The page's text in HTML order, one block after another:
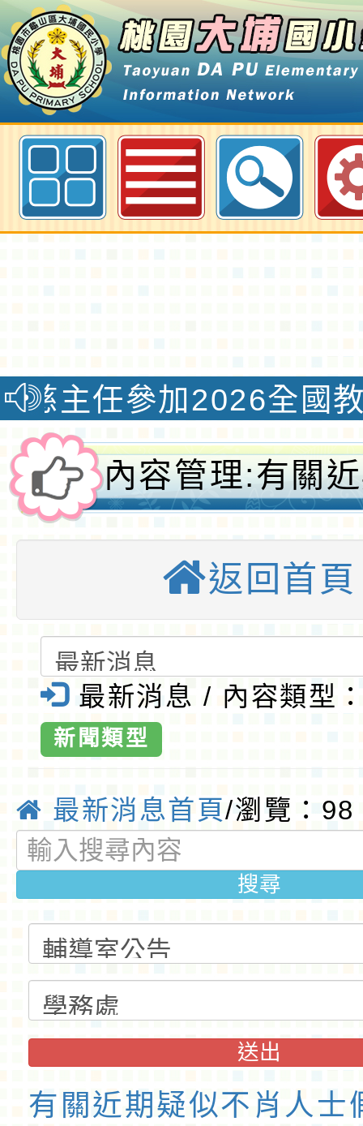
有關近期疑似不肖人士假冒公司行
款或募捐名義進行詐騙一案-桃園
加2026全國教學創新
內容管理:有關
企圖以公益捐
名義進行詐騙一
大埔國小全球資
返回首頁
最新消息 / 內容類型
新聞類型
最新消息首頁/瀏覽：98
搜尋
送出
有關近期疑似不肖人士